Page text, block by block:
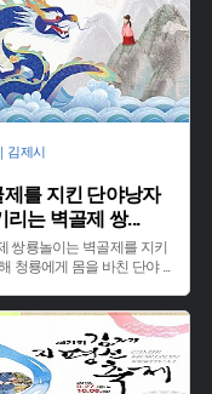
김제시
제를 지킨 단야낭자
리는 벽골제 쌍...
쌍룡놀이는 벽골제를 지키
청룡에게 몸을 바친 단야 ...